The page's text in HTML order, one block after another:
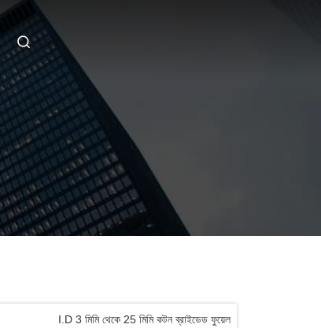
I.D 3 মিমি থেকে 25 মিমি কটন ব্রাইডেড ফুয়েল